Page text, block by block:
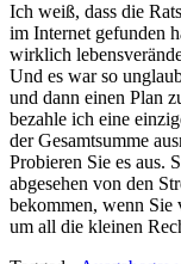
Ich weiß, dass die
im Internet gefunden
wirklich
Und es war so
und dann einen Plan
bezahle ich eine
der Gesamtsumme
Probieren Sie es aus.
abgesehen von den
bekommen, wenn Sie
um all die kleinen